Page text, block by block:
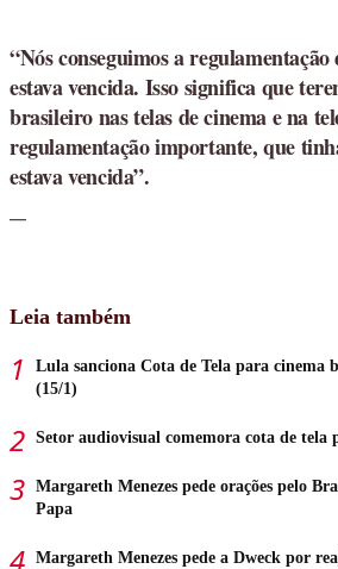
“Nós conseguimos a
estava vencida. Isso significa que
brasileiro nas telas de cinema e na
regulamentação importante, que
estava vencida”.
Leia também
Lula sanciona Cota de Tela para cinema
(15/1)
Setor audiovisual comemora cota de tela
Margareth Menezes pede orações pelo
Papa
Margareth Menezes pede a Dweck por